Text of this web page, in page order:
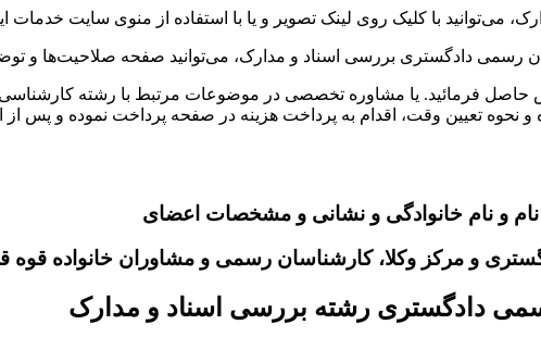
با کلیک روی لینک تصویر و یا با استفاده از منوی سایت خدمات
رسمی دادگستری بررسی اسناد و مدارک، می‌توانید صفحه صلاحیت‌ها و
فرمائید. یا مشاوره تخصصی در موضوعات مرتبط با رشته
نحوه تعیین وقت، اقدام به پرداخت هزینه در صفحه پرداخت نموده و پس
و نام خانوادگی و نشانی و مشخصات اعضای
و مرکز وکلا، کارشناسان رسمی و مشاوران خانواده قوه
دادگستری رشته بررسی اسناد و مدارک